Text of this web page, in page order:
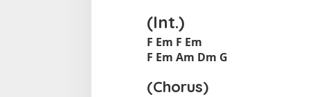
(Int.)
F Em F Em
F Em Am Dm G
(Chorus)